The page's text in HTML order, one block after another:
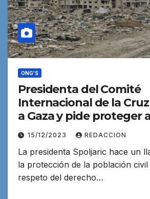
ONG'S
Presidenta del Comité
Internacional de la
a Gaza y pide proteger
población civil
15/12/2023 REDACCION
La presidenta Spoljaric hace un
la protección de la población civil
respeto del derecho…